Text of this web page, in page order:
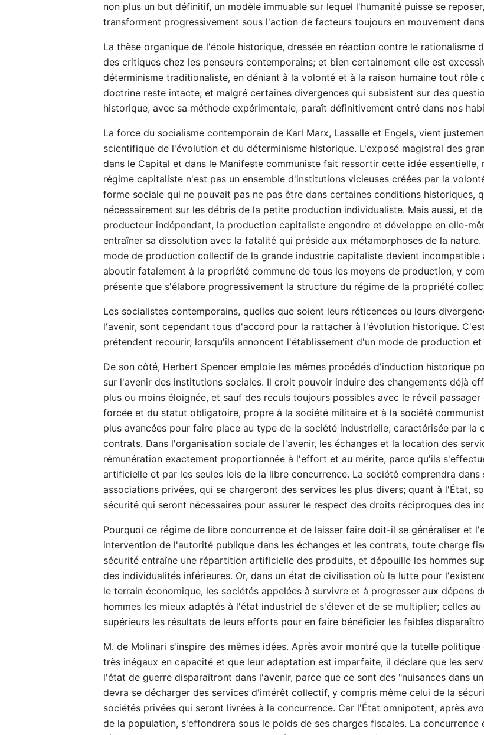
non plus un but définitif, un modèle immuable sur lequel l'humanité puisse se
transforment progressivement sous l'action de facteurs toujours en mouvement
La thèse organique de l'école historique, dressée en réaction contre le rationalisme
des critiques chez les penseurs contemporains; et bien certainement elle est
déterminisme traditionaliste, en déniant à la volonté et à la raison humaine tout rôle
doctrine reste intacte; et malgré certaines divergences qui subsistent sur des
historique, avec sa méthode expérimentale, paraît définitivement entré dans nos
La force du socialisme contemporain de Karl Marx, Lassalle et Engels, vient
scientifique de l'évolution et du déterminisme historique. L'exposé magistral des
dans le Capital et dans le Manifeste communiste fait ressortir cette idée essentielle,
régime capitaliste n'est pas un ensemble d'institutions vicieuses créées par la
forme sociale qui ne pouvait pas ne pas être dans certaines conditions historiques,
nécessairement sur les débris de la petite production individualiste. Mais aussi, et
producteur indépendant, la production capitaliste engendre et développe en elle-
entraîner sa dissolution avec la fatalité qui préside aux métamorphoses de la
mode de production collectif de la grande industrie capitaliste devient
aboutir fatalement à la propriété commune de tous les moyens de production, y
présente que s'élabore progressivement la structure du régime de la propriété
Les socialistes contemporains, quelles que soient leurs réticences ou leurs
l'avenir, sont cependant tous d'accord pour la rattacher à l'évolution historique.
prétendent recourir, lorsqu'ils annoncent l'établissement d'un mode de production
De son côté, Herbert Spencer emploie les mêmes procédés d'induction historique
sur l'avenir des institutions sociales. Il croit pouvoir induire des changements déjà
plus ou moins éloignée, et sauf des reculs toujours possibles avec le réveil
forcée et du statut obligatoire, propre à la société militaire et à la société
plus avancées pour faire place au type de la société industrielle, caractérisée par
contrats. Dans l'organisation sociale de l'avenir, les échanges et la location des
rémunération exactement proportionnée à l'effort et au mérite, parce qu'ils
artificielle et par les seules lois de la libre concurrence. La société comprendra
associations privées, qui se chargeront des services les plus divers; quant à l'État,
sécurité qui seront nécessaires pour assurer le respect des droits réciproques des
Pourquoi ce régime de libre concurrence et de laisser faire doit-il se généraliser et
intervention de l'autorité publique dans les échanges et les contrats, toute charge
sécurité entraîne une répartition artificielle des produits, et dépouille les hommes
des individualités inférieures. Or, dans un état de civilisation où la lutte pour
le terrain économique, les sociétés appelées à survivre et à progresser aux dépens
hommes les mieux adaptés à l'état industriel de s'élever et de se multiplier; celles
supérieurs les résultats de leurs efforts pour en faire bénéficier les faibles
M. de Molinari s'inspire des mêmes idées. Après avoir montré que la tutelle
très inégaux en capacité et que leur adaptation est imparfaite, il déclare que les
l'état de guerre disparaîtront dans l'avenir, parce que ce sont des "nuisances dans
devra se décharger des services d'intérêt collectif, y compris même celui de la
sociétés privées qui seront livrées à la concurrence. Car l'État omnipotent, après
de la population, s'effondrera sous le poids de ses charges fiscales. La